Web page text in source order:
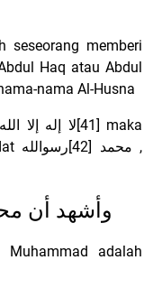
memberi
Haq atau Abdul
nama Al-Husna
لا إله إلا الله[41] maka
محمد [42]رسوالله ,
وأشهد أن
Muhammad adalah